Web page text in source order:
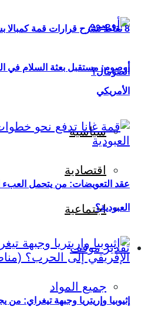
8 نقاط تشرح قرارات قمة
الصومال؟
سياسية
اقتصادية
اجتماعية
تقدير موقف
جميع المواد
أوصوم: مستقبل بعثة السلام في
الأمريكي
عقد التعويضات: من يتحمل
العبودية؟
إثيوبيا وإريتريا وجبهة تيغراي: من